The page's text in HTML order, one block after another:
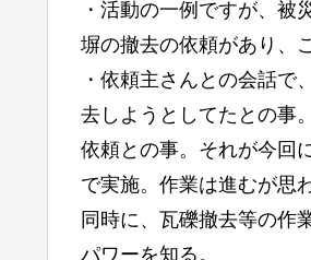
・活動の一例ですが、被
塀の撤去の依頼があり、
・依頼主さんとの会話
去しようとしてたとの事
依頼との事。それが今回
で実施。作業は進むが思
同時に、瓦礫撤去等の作
パワーを知る。